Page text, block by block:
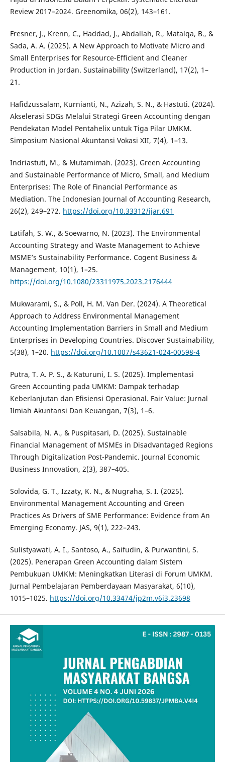
Review 2017–2024. Greenomika, 06(2), 143–161.
Fresner, J., Krenn, C., Haddad, J., Abdallah, R., Matalqa, B., &
Sada, A. A. (2025). A New Approach to Motivate Micro and
Small Enterprises for Resource-Efficient and Cleaner
Production in Jordan. Sustainability (Switzerland), 17(2), 1–
21.
Hafidzussalam, Kurnianti, N., Azizah, S. N., & Hastuti. (2024).
Akselerasi SDGs Melalui Strategi Green Accounting dengan
Pendekatan Model Pentahelix untuk Tiga Pilar UMKM.
Simposium Nasional Akuntansi Vokasi XII, 7(4), 1–13.
Indriastuti, M., & Mutamimah. (2023). Green Accounting
and Sustainable Performance of Micro, Small, and Medium
Enterprises: The Role of Financial Performance as
Mediation. The Indonesian Journal of Accounting Research,
26(2), 249–272. https://doi.org/10.33312/ijar.691
Latifah, S. W., & Soewarno, N. (2023). The Environmental
Accounting Strategy and Waste Management to Achieve
MSME’s Sustainability Performance. Cogent Business &
Management, 10(1), 1–25.
https://doi.org/10.1080/23311975.2023.2176444
Mukwarami, S., & Poll, H. M. Van Der. (2024). A Theoretical
Approach to Address Environmental Management
Accounting Implementation Barriers in Small and Medium
Enterprises in Developing Countries. Discover Sustainability,
5(38), 1–20. https://doi.org/10.1007/s43621-024-00598-4
Putra, T. A. P. S., & Katuruni, I. S. (2025). Implementasi
Green Accounting pada UMKM: Dampak terhadap
Keberlanjutan dan Efisiensi Operasional. Fair Value: Jurnal
Ilmiah Akuntansi Dan Keuangan, 7(3), 1–6.
Salsabila, N. A., & Puspitasari, D. (2025). Sustainable
Financial Management of MSMEs in Disadvantaged Regions
Through Digitalization Post-Pandemic. Journal Economic
Business Innovation, 2(3), 387–405.
Solovida, G. T., Izzaty, K. N., & Nugraha, S. I. (2025).
Environmental Management Accounting and Green
Practices As Drivers of SME Performance: Evidence from An
Emerging Economy. JAS, 9(1), 222–243.
Sulistyawati, A. I., Santoso, A., Saifudin, & Purwantini, S.
(2025). Penerapan Green Accounting dalam Sistem
Pembukuan UMKM: Meningkatkan Literasi di Forum UMKM.
Jurnal Pembelajaran Pemberdayaan Masyarakat, 6(10),
1015–1025. https://doi.org/10.33474/jp2m.v6i3.23698